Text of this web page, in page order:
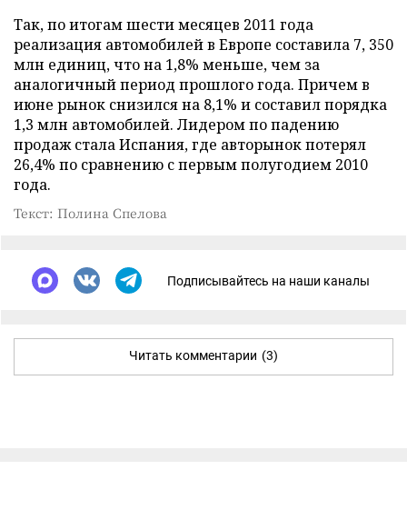
Так, по итогам шести месяцев 2011 года
реализация автомобилей в Европе составила 7, 350
млн единиц, что на 1,8% меньше, чем за
аналогичный период прошлого года. Причем в
июне рынок снизился на 8,1% и составил порядка
1,3 млн автомобилей. Лидером по падению
продаж стала Испания, где авторынок потерял
26,4% по сравнению с первым полугодием 2010
года.
Текст: Полина Спелова
Подписывайтесь на наши каналы
Читать комментарии (3)